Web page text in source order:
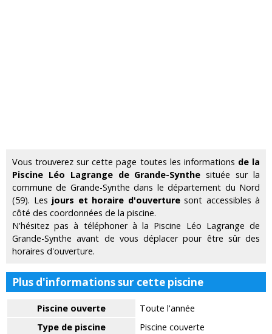
Vous trouverez sur cette page toutes les informations de la
Piscine Léo Lagrange de Grande-Synthe située sur la
commune de Grande-Synthe dans le département du Nord
(59). Les jours et horaire d'ouverturesont accessibles à
côté des coordonnées de la piscine.
N'hésitez pas à téléphoner à la Piscine Léo Lagrange de
Grande-Synthe avant de vous déplacer pour être sûr des
horaires d'ouverture.
Plus d'informations sur cette piscine
Piscine ouverte
Toute l'année
Type de piscine
Piscine couverte